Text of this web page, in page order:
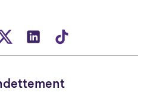
nouvel onglet)
un nouvel onglet)
dans un nouvel onglet)
(Ouvre dans un nouvel
(Ouvre dans un